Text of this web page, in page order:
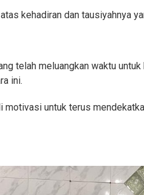
kehadiran dan tausiyahnya
telah meluangkan waktu
ini.
untuk terus